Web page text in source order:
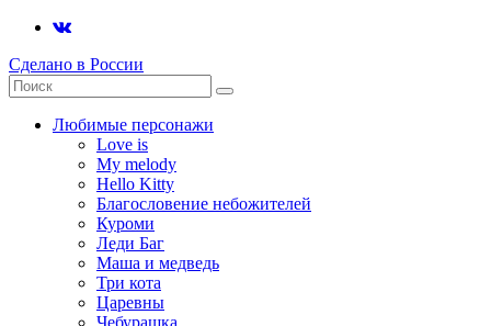
Сделано в России
Любимые персонажи
Love is
My melody
Hello Kitty
Благословение небожителей
Куроми
Леди Баг
Маша и медведь
Три кота
Царевны
Чебурашка